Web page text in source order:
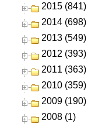
2015 (841)
2014 (698)
2013 (549)
2012 (393)
2011 (363)
2010 (359)
2009 (190)
2008 (1)